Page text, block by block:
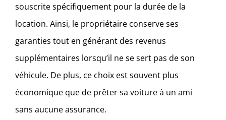
souscrite spécifiquement pour la durée de la
location. Ainsi, le propriétaire conserve ses
garanties tout en générant des revenus
supplémentaires lorsqu’il ne se sert pas de son
véhicule. De plus, ce choix est souvent plus
économique que de prêter sa voiture à un ami
sans aucune assurance.